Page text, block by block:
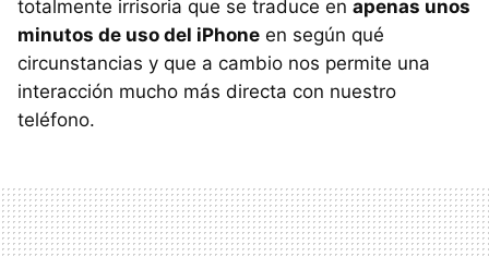
totalmente irrisoria que se traduce en apenas unos
minutos de uso del iPhone en según qué
circunstancias y que a cambio nos permite una
interacción mucho más directa con nuestro
teléfono.